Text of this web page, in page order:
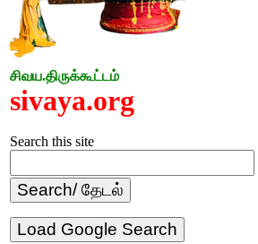
சிவய.திருக்கூட்டம்
sivaya.org
Search this site
Load Google Search